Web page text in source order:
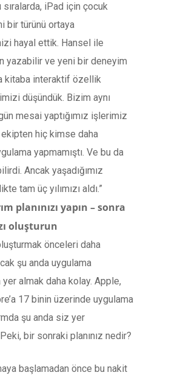
sıralarda, iPad için çocuk
bir türünü ortaya
hayal ettik. Hansel ile
yazabilir ve yeni bir deneyim
kitaba interaktif özellik
düşündük. Bizim aynı
mesai yaptığımız işlerimiz
hiç kimse daha
yapmamıştı. Ve bu da
Ancak yaşadığımız
tam üç yılımızı aldı.”
planınızı yapın – sonra
oluşturun
önceleri daha
şu anda uygulama
yer almak daha kolay. Apple,
17 binin üzerinde uygulama
şu anda siz yer
bir sonraki planınız nedir?
başlamadan önce bu nakit